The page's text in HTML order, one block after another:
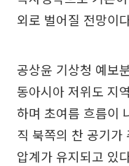
외로 벌어질 전망이
공상윤 기상청 예보
동아시아 저위도 지
하며 초여름 흐름이
직 북쪽의 찬 공기가
압계가 유지되고 있